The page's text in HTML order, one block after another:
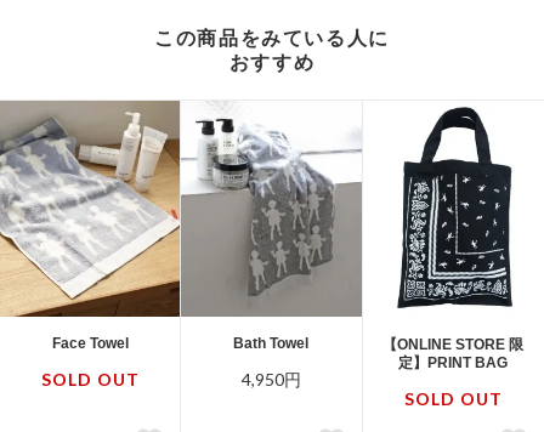
この商品をみている人に
おすすめ
Face Towel
SOLD OUT
Bath Towel
4,950円
【ONLINE STORE 限
定】PRINT BAG
SOLD OUT